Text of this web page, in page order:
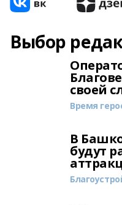
Выбор
своей
Время
В
будут